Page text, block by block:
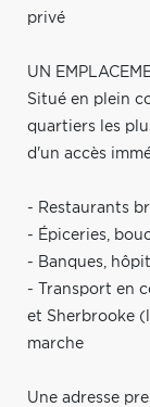
privé
UN
Situé en plein
quartiers les
d'un accès
- Restaurants
- Épiceries,
- Banques,
- Transport en
et Sherbrooke
marche
Une adresse